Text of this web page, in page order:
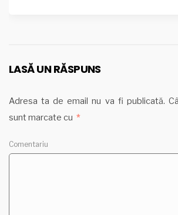
LASĂ UN RĂSPUNS
Adresa ta de email nu va fi publicată.
sunt marcate cu *